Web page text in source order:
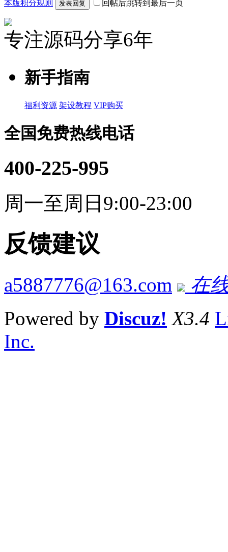
本版积分规则 发表回复 回帖后跳转到最后一页
专注源码分享6年
新手指南
福利资源 架设教程 VIP购买
全国免费热线电话
400-225-995
周一至周日9:00-23:00
反馈建议
a5887776@163.com
在
Powered by Discuz! X3.4
Inc.